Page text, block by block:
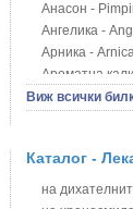
Анасон -
Ангелика -
Арника -
Ароматна
Арония -
Блатен аир -
Блатен
Блян
Виж всички
Каталог -
на